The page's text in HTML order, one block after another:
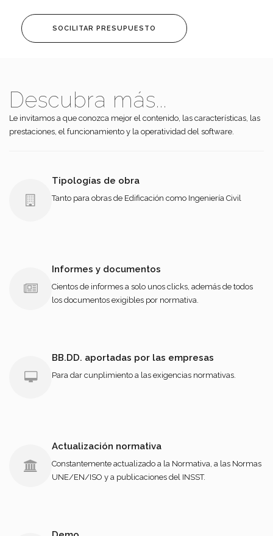
SOCILITAR PRESUPUESTO
Descubra más...
Le invitamos a que conozca mejor el contenido, las características, las
prestaciones, el funcionamiento y la operatividad del software.
Tipologías de obra
Tanto para obras de Edificación como Ingeniería Civil
Informes y documentos
Cientos de informes a solo unos clicks, además de todos
los documentos exigibles por normativa.
BB.DD. aportadas por las empresas
Para dar cunplimiento a las exigencias normativas.
Actualización normativa
Constantemente actualizado a la Normativa, a las Normas
UNE/EN/ISO y a publicaciones del INSST.